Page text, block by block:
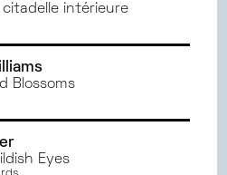
citadelle intérieure
Blossoms
Eyes